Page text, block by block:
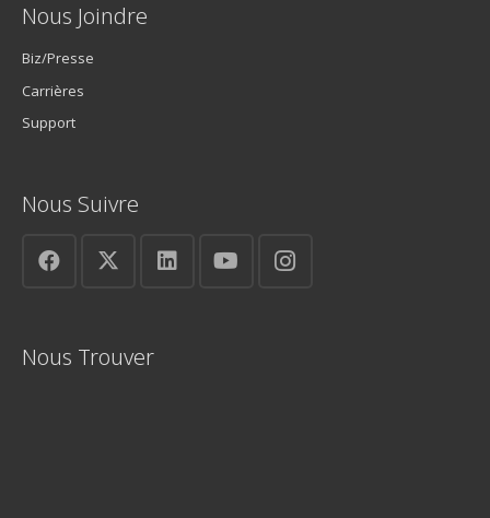
Nous Joindre
Biz/Presse
Carrières
Support
Nous Suivre
Nous Trouver